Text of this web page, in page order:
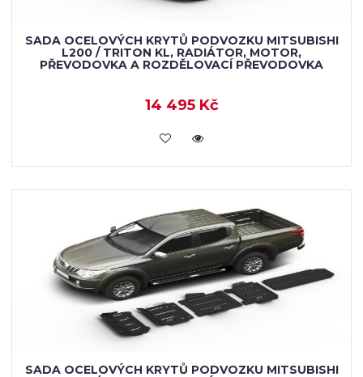
SADA OCELOVÝCH KRYTŮ PODVOZKU MITSUBISHI
L200 / TRITON KL, RADIÁTOR, MOTOR,
PŘEVODOVKA A ROZDĚLOVACÍ PŘEVODOVKA
14 495 Kč
KOUPIT
SADA OCELOVÝCH KRYTŮ PODVOZKU MITSUBISHI